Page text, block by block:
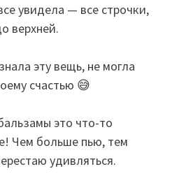
увидела — все строчки,
верхней.
эту вещь, не могла
счастью 😅
это что-то
Чем больше пью, тем
удивляться.